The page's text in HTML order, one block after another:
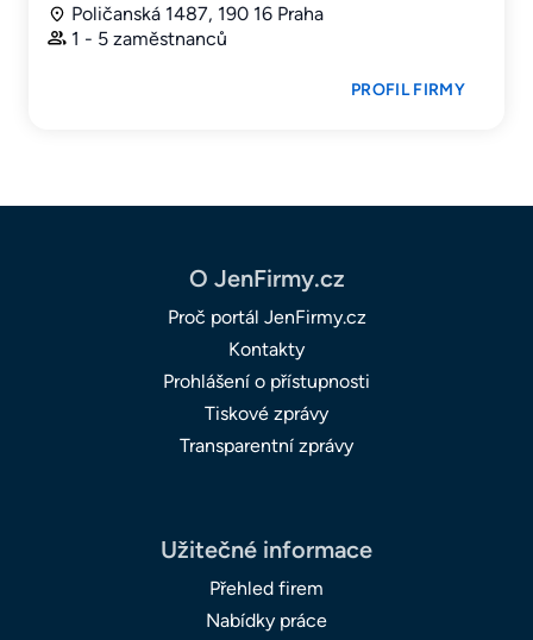
Poličanská 1487, 190 16 Praha
1 - 5 zaměstnanců
PROFIL FIRMY
O JenFirmy.cz
Proč portál JenFirmy.cz
Kontakty
Prohlášení o přístupnosti
Tiskové zprávy
Transparentní zprávy
Užitečné informace
Přehled firem
Nabídky práce